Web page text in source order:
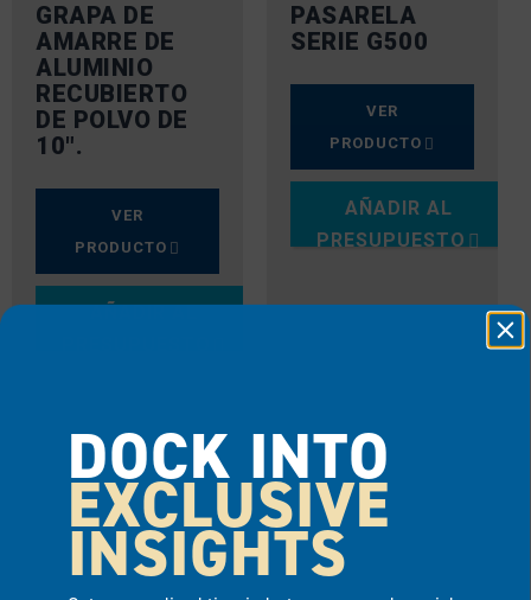
GRAPA DE
AMARRE DE
ALUMINIO
RECUBIERTO
DE POLVO DE
10″.
VER
PRODUCTO
AÑADIR AL
PASARELA
SERIE G500
VER
PRODUCTO
AÑADIR AL
PRESUPUESTO
DOCK INTO
EXCLUSIVE
INSIGHTS